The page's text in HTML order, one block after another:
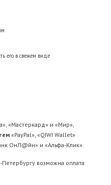
его в свежем виде
«Мастеркард» и «Мир»,
«PayPal», «QIWI Wallet»
ОнЛ@йн» и «Альфа-Клик».
возможна оплата